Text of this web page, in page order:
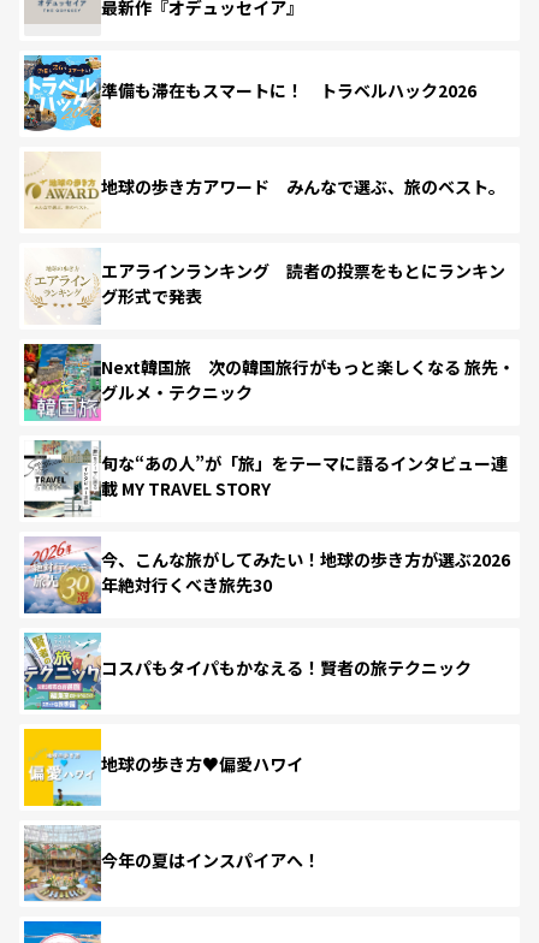
最新作『オデュッセイア』
準備も滞在もスマートに！ トラベルハック2026
地球の歩き方アワード みんなで選ぶ、旅のベスト。
エアラインランキング 読者の投票をもとにランキン
グ形式で発表
Next韓国旅 次の韓国旅行がもっと楽しくなる 旅先・
グルメ・テクニック
旬な“あの人”が「旅」をテーマに語るインタビュー連
載 MY TRAVEL STORY
今、こんな旅がしてみたい！地球の歩き方が選ぶ2026
年絶対行くべき旅先30
コスパもタイパもかなえる！賢者の旅テクニック
地球の歩き方♥偏愛ハワイ
今年の夏はインスパイアへ！